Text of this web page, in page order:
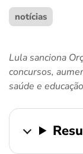
últimas
ferramentas
notícias
Lula sanciona
concursos,
saúde e